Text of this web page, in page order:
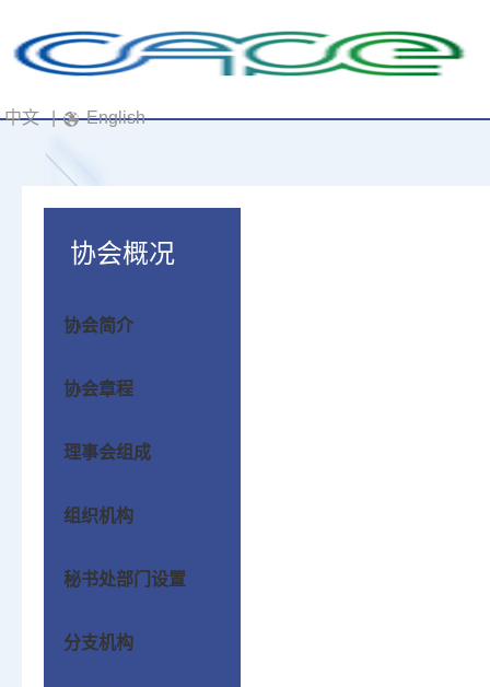
中文 | English
协会概况
协会简介
协会章程
理事会组成
组织机构
秘书处部门设置
分支机构